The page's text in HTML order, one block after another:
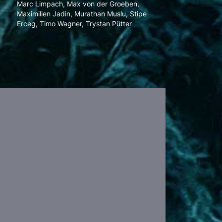
Marc Limpach, Max von der Groeben,
Maximilien Jadin, Murathan Muslu, Stipe
Erceg, Timo Wagner, Trystan Pütter